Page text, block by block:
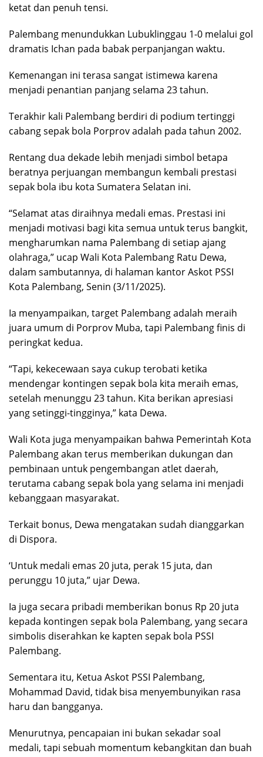
ketat dan penuh tensi.
Palembang menundukkan Lubuklinggau 1-0 melalui gol
dramatis Ichan pada babak perpanjangan waktu.
Kemenangan ini terasa sangat istimewa karena
menjadi penantian panjang selama 23 tahun.
Terakhir kali Palembang berdiri di podium tertinggi
cabang sepak bola Porprov adalah pada tahun 2002.
Rentang dua dekade lebih menjadi simbol betapa
beratnya perjuangan membangun kembali prestasi
sepak bola ibu kota Sumatera Selatan ini.
“Selamat atas diraihnya medali emas. Prestasi ini
menjadi motivasi bagi kita semua untuk terus bangkit,
mengharumkan nama Palembang di setiap ajang
olahraga,” ucap Wali Kota Palembang Ratu Dewa,
dalam sambutannya, di halaman kantor Askot PSSI
Kota Palembang, Senin (3/11/2025).
Ia menyampaikan, target Palembang adalah meraih
juara umum di Porprov Muba, tapi Palembang finis di
peringkat kedua.
“Tapi, kekecewaan saya cukup terobati ketika
mendengar kontingen sepak bola kita meraih emas,
setelah menunggu 23 tahun. Kita berikan apresiasi
yang setinggi-tingginya,” kata Dewa.
Wali Kota juga menyampaikan bahwa Pemerintah Kota
Palembang akan terus memberikan dukungan dan
pembinaan untuk pengembangan atlet daerah,
terutama cabang sepak bola yang selama ini menjadi
kebanggaan masyarakat.
Terkait bonus, Dewa mengatakan sudah dianggarkan
di Dispora.
‘Untuk medali emas 20 juta, perak 15 juta, dan
perunggu 10 juta,” ujar Dewa.
Ia juga secara pribadi memberikan bonus Rp 20 juta
kepada kontingen sepak bola Palembang, yang secara
simbolis diserahkan ke kapten sepak bola PSSI
Palembang.
Sementara itu, Ketua Askot PSSI Palembang,
Mohammad David, tidak bisa menyembunyikan rasa
haru dan bangganya.
Menurutnya, pencapaian ini bukan sekadar soal
medali, tapi sebuah momentum kebangkitan dan buah